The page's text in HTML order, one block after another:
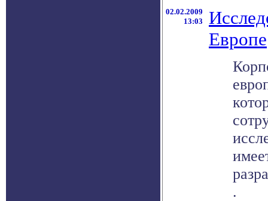
02.02.2009
13:03
Европе
.